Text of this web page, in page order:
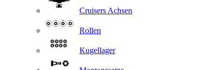
Cruisers Achsen
Rollen
Kugellager